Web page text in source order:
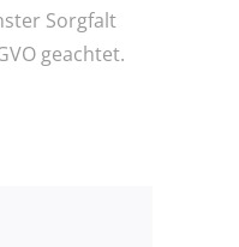
Sorgfalt
geachtet.